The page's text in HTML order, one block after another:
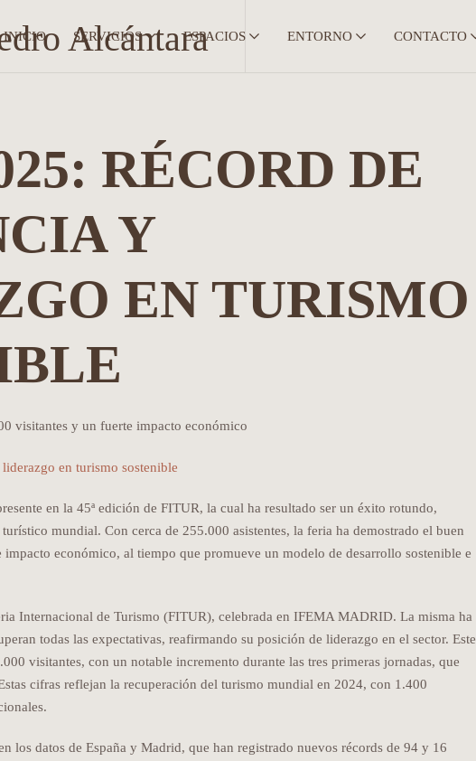
INICIO SERVICIOS ESPACIOS ENTORNO CONTACTO
RÉCORD DE
Y
EN TURISMO
visitantes y un fuerte impacto económico
en la 45ª edición de FITUR, la cual ha resultado ser un éxito rotundo,
mundial. Con cerca de 255.000 asistentes, la feria ha demostrado el buen
económico, al tiempo que promueve un modelo de desarrollo sostenible e
Internacional de Turismo (FITUR), celebrada en IFEMA MADRID. La misma ha
todas las expectativas, reafirmando su posición de liderazgo en el sector. Este
visitantes, con un notable incremento durante las tres primeras jornadas, que
cifras reflejan la recuperación del turismo mundial en 2024, con 1.400
los datos de España y Madrid, que han registrado nuevos récords de 94 y 16